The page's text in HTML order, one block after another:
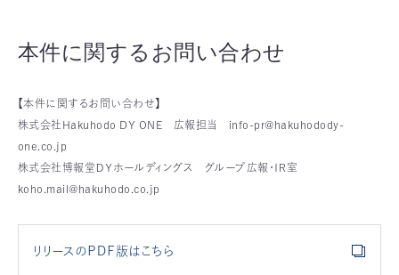
本件に関するお問い合わせ
【本件に関するお問い合わせ】
株式会社Hakuhodo DY ONE 広報担当 info-pr@hakuhodody-
one.co.jp
株式会社博報堂ＤＹホールディングス グループ広報・ＩＲ室
koho.mail@hakuhodo.co.jp
リリースのＰＤＦ版はこちら